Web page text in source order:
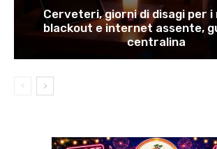
Cerveteri, giorni di disagi per
blackout e internet assente,
centralina